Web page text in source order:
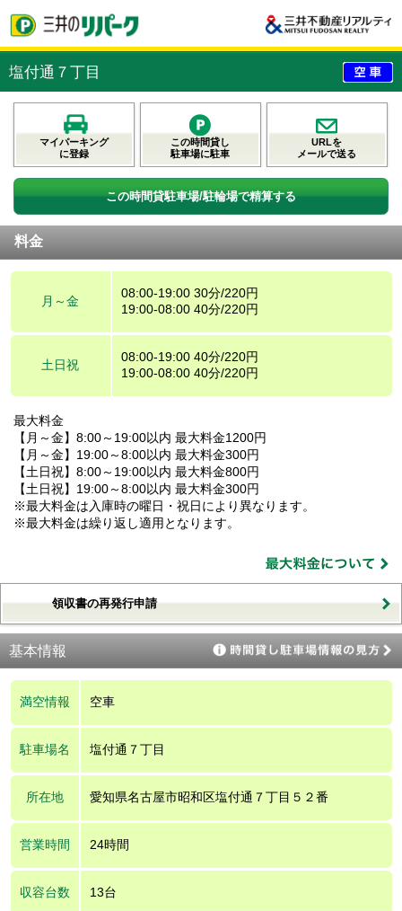
塩付通７丁目
マイパーキング
に登録
この時間貸し
駐車場に駐車
URLを
メールで送る
この時間貸駐車場/駐輪場で精算する
料金
月～金
08:00-19:00 30分/220円
19:00-08:00 40分/220円
土日祝
08:00-19:00 40分/220円
19:00-08:00 40分/220円
最大料金
【月～金】8:00～19:00以内 最大料金1200円
【月～金】19:00～8:00以内 最大料金300円
【土日祝】8:00～19:00以内 最大料金800円
【土日祝】19:00～8:00以内 最大料金300円
※最大料金は入庫時の曜日・祝日により異なります。
※最大料金は繰り返し適用となります。
領収書の再発行申請
基本情報
満空情報 空車
駐車場名 塩付通７丁目
所在地 愛知県名古屋市昭和区塩付通７丁目５２番
営業時間 24時間
収容台数 13台